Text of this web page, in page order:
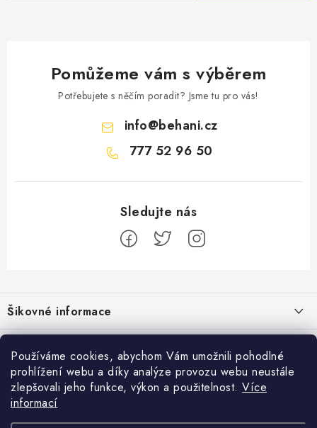
Používáme cookies, abychom Vám umožnili pohodlné
prohlížení webu a díky analýze provozu webu neustále
zlepšovali jeho funkce, výkon a použitelnost. Více
informací
Pomůžeme vám s výběrem
Potřebujete s něčím poradit? Jsme tu pro vás!
info@behani.cz
777 52 96 50
á
p
a
Šikovné informace
Ceník dopravy
Moje objednávka
Jak vyměnit nebo vrátit zboží
Jak reklamovat
Běžecké zajímavosti
Proč jít běhat právě o víkendu?
Bolest holeně nemusí znamenat zánět okostice
Přijímáme online platby
Facebook